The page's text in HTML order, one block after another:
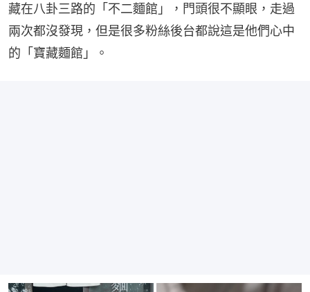
藏在八卦三路的「不二麵館」，門頭很不顯眼，走過
兩次都沒發現，但是很多粉絲後台都說這是他們心中
的「寶藏麵館」。